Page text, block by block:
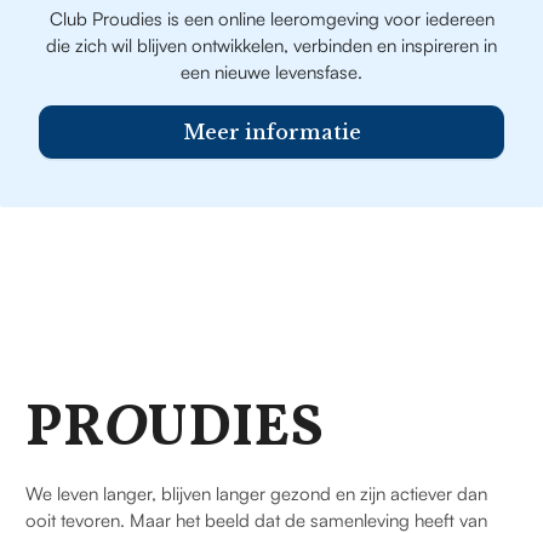
Club Proudies is een online leeromgeving voor iedereen
die zich wil blijven ontwikkelen, verbinden en inspireren in
een nieuwe levensfase.
Meer informatie
PROUDIES
We leven langer, blijven langer gezond en zijn actiever dan
ooit tevoren. Maar het beeld dat de samenleving heeft van